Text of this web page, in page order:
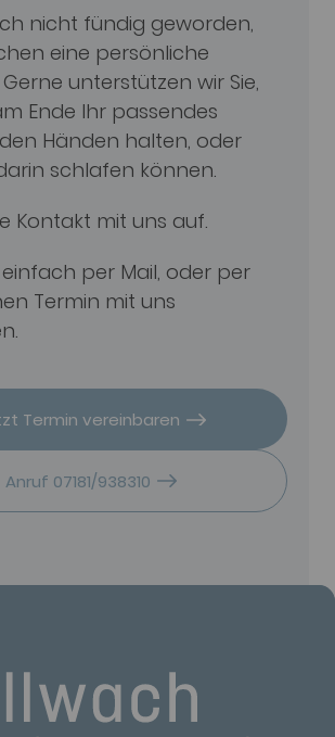
nicht fündig geworden,
eine persönliche
unterstützen wir Sie,
Ende Ihr passendes
Händen halten, oder
schlafen können.
Kontakt mit uns auf.
per Mail, oder per
Termin mit uns
Termin vereinbaren
Anruf 07181/938310